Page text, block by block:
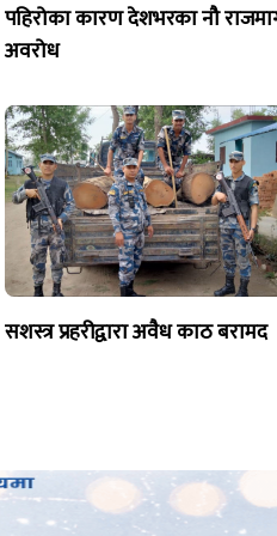
पहिरोका कारण देशभरका नौ
अवरोध
सशस्त्र प्रहरीद्वारा अवैध काठ बरामद